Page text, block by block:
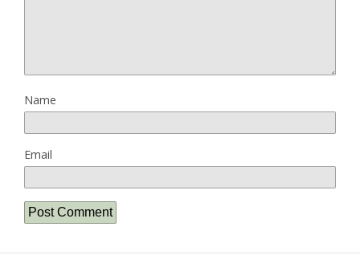
Name
Email